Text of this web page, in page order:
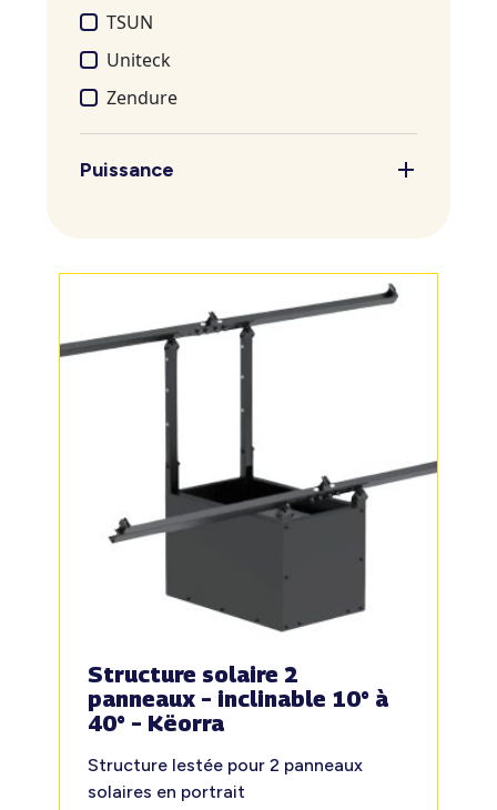
TSUN
Uniteck
Zendure
Puissance
Structure solaire 2
panneaux – inclinable 10° à
40° – Këorra
Structure lestée pour 2 panneaux
solaires en portrait